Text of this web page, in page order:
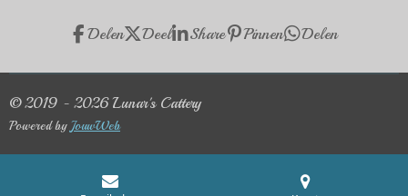
Delen Deel Share Pinnen Delen
© 2019 - 2026 Lunar's Cattery
Powered by JouwWeb